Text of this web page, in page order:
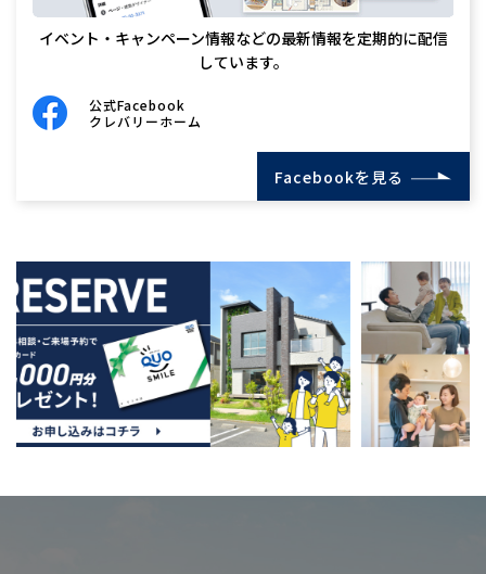
イベント・キャンペーン情報などの最新情報を定期的に配信
しています。
公式Facebook
クレバリーホーム
Facebookを見る